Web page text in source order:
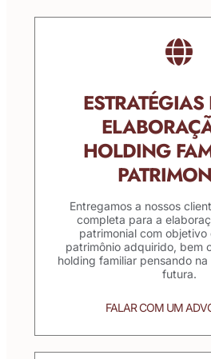
HOLDING
Entregamos a nossos
completa para a
patrimonial com
patrimônio adquirido, bem
holding familiar pensando
futura.
FALAR COM UM